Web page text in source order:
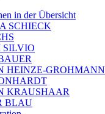
in der Übersicht
SCHIECK
SILVIO
HEINZE-GROHMANN
KRAUSHAAR
BLAU